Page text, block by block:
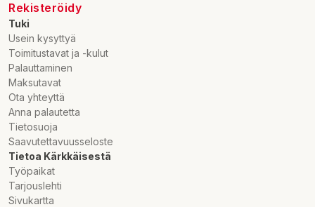
Rekisteröidy
Tuki
Usein kysyttyä
Toimitustavat ja -kulut
Palauttaminen
Maksutavat
Ota yhteyttä
Anna palautetta
Tietosuoja
Saavutettavuusseloste
Tietoa Kärkkäisestä
Työpaikat
Tarjouslehti
Sivukartta